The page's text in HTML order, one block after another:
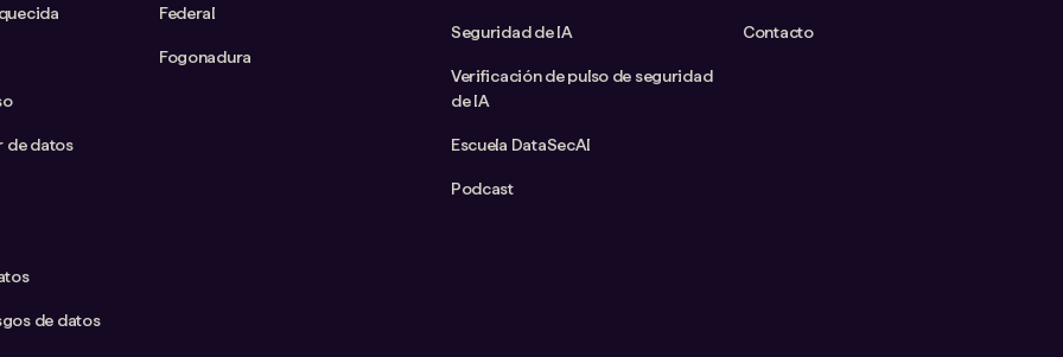
de datos
de datos
Federal
Fogonadura
Seguridad de IA
Verificación de pulso de seguridad
de IA
Escuela DataSecAI
Podcast
Contacto